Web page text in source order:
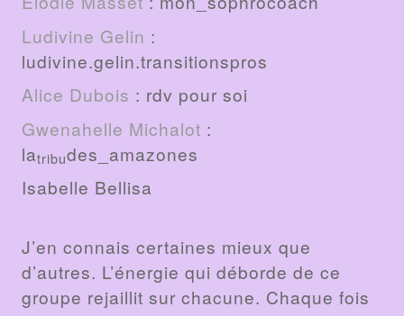
Ludivine Gelin :
ludivine.gelin.transitionspros
Alice Dubois : rdv pour soi
Gwenahelle Michalot :
latribudes_amazones
Isabelle Bellisa
J’en connais certaines mieux que
d’autres. L’énergie qui déborde de ce
groupe rejaillit sur chacune. Chaque fois